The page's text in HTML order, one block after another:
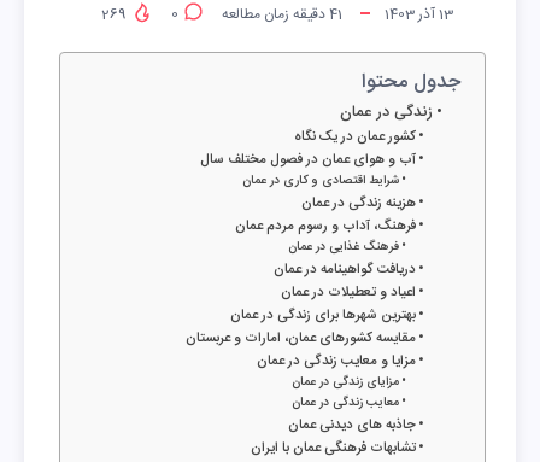
13 آذر 1403 41دقیقه زمان مطالعه 0
جدول محتوا
زندگی در عمان
کشور عمان در یک نگاه
آب و هوای عمان در فصول مختلف سال
شرایط اقتصادی و کاری در عمان
هزینه زندگی در عمان
فرهنگ، آداب و رسوم مردم عمان
فرهنگ غذایی در عمان
دریافت گواهینامه در عمان
اعیاد و تعطیلات در عمان
بهترین شهرها برای زندگی در عمان
مقایسه کشورهای عمان، امارات و عربستان
مزایا و معایب زندگی در عمان
مزایای زندگی در عمان
معایب زندگی در عمان
جاذبه های دیدنی عمان
تشابهات فرهنگی عمان با ایران